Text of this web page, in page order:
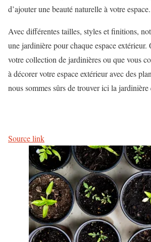
d’ajouter une beauté naturelle à votre espace.
Avec différentes tailles, styles et finitions,
une jardinière pour chaque espace extérieur.
votre collection de jardinières ou que vous
à décorer votre espace extérieur avec des
nous sommes sûrs de trouver ici la
Source link